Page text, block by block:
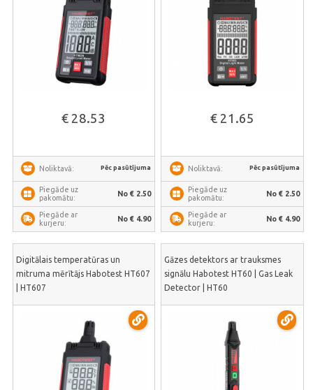
€ 28.53
Noliktavā: Pēc pasūtījuma
Piegāde uz
pakomātu:
No € 2.50
Piegāde ar
kurjeru:
No € 4.90
€ 21.65
Noliktavā: Pēc pasūtījuma
Piegāde uz
pakomātu:
No € 2.50
Piegāde ar
kurjeru:
No € 4.90
Digitālais temperatūras un
mitruma mērītājs Habotest HT607
| HT607
Gāzes detektors ar trauksmes
signālu Habotest HT60 | Gas Leak
Detector | HT60